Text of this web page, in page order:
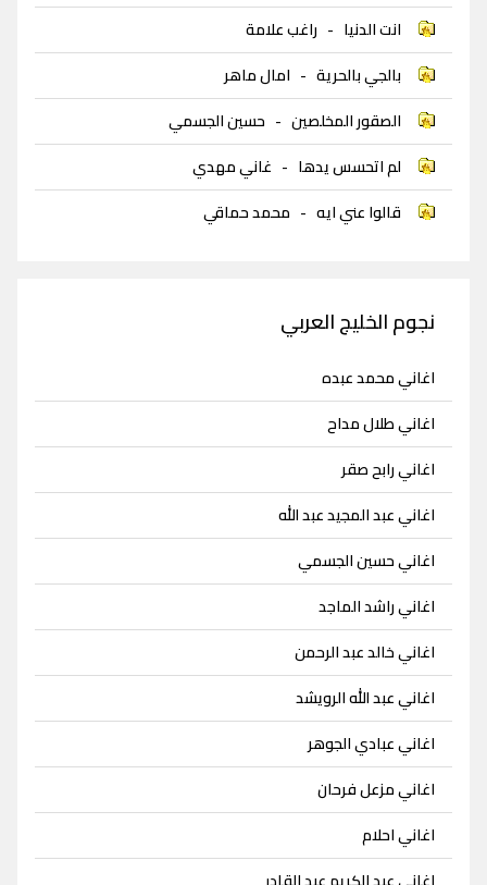
انت الدنيا - راغب علامة
بالجي بالحرية - امال ماهر
الصقور المخلصين - حسين الجسمي
لم اتحسس يدها - غاني مهدي
قالوا عني ايه - محمد حماقي
نجوم الخليج العربي
اغاني محمد عبده
اغاني طلال مداح
اغاني رابح صقر
اغاني عبد المجيد عبد الله
اغاني حسين الجسمي
اغاني راشد الماجد
اغاني خالد عبد الرحمن
اغاني عبد الله الرويشد
اغاني عبادي الجوهر
اغاني مزعل فرحان
اغاني احلام